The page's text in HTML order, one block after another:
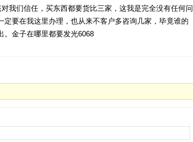
我们信任，买东西都要货比三家，这我是完全没有任何问
定要在我这里办理，也从来不客户多咨询几家，毕竟谁的
。金子在哪里都要发光6068